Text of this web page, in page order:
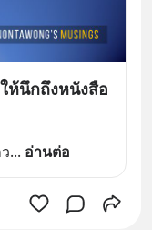
ห้นึกถึงหนังสือ
... อ่านต่อ